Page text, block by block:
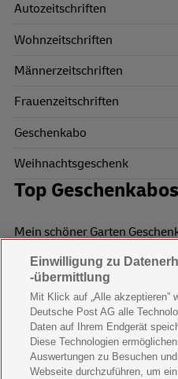
Autozeitschriften
Wohnzeitschriften
Männerzeitschriften
Frauenzeitschriften
Geschenkabo
Weihnachtsgeschenk
Top Geschenkabos
Mein schöner Garten
Wohnen & Garten
Mein schönes Land
Bild der Frau Geschenkabo
11 Freunde Geschenkabo
Einwilligung zu
-übermittlung
Mit Klick auf „Alle akzeptieren”
Deutsche Post AG alle
Daten auf Ihrem Endgerät
Diese Technologien
Auswertungen zu Besuchen
Webseite durchzuführen, um